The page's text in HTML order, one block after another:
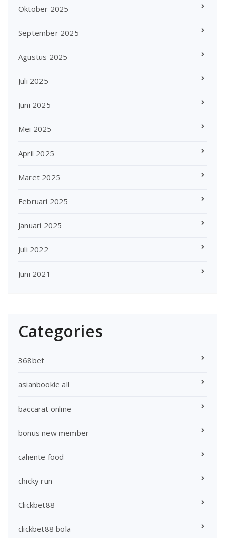
Oktober 2025
September 2025
Agustus 2025
Juli 2025
Juni 2025
Mei 2025
April 2025
Maret 2025
Februari 2025
Januari 2025
Juli 2022
Juni 2021
Categories
368bet
asianbookie all
baccarat online
bonus new member
caliente food
chicky run
Clickbet88
clickbet88 bola